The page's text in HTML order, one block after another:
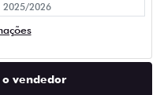
2025/2026
o vendedor